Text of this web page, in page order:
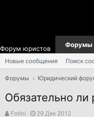
Форум юристов Форумы
Новые сообщения Поиск
Форумы Юридический
Обязательно ли
А
Fotini
Д
29 Дек 2012